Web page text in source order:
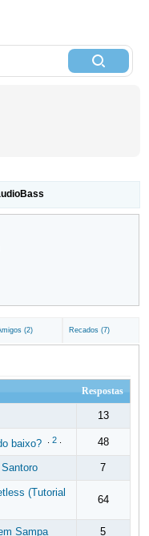
(2) Recados (7)
Respostas
13
baixo? 2. 48
7
(Tutorial
64
Sampa 5